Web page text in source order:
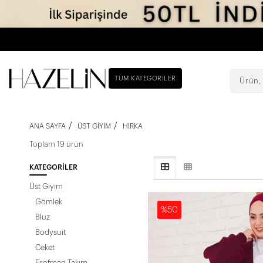
TÜM KATEGORILER
ANA SAYFA ÜST GIYIM HIRKA
Toplam 19 ürün
KATEGORILER
Üst Giyim
Gömlek
Bluz
Bodysuit
Ceket
%50